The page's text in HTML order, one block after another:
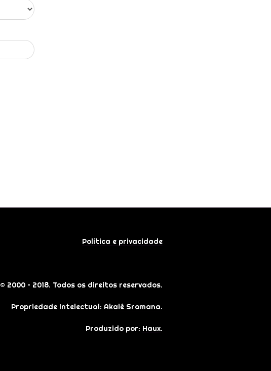
Política e privacidade
© 2000 – 2018. Todos os direitos reservados.
Propriedade Intelectual: Akaiê Sramana.
Produzido por: Haux.